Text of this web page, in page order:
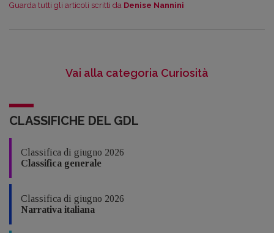
Guarda tutti gli articoli scritti da Denise Nannini
Vai alla categoria Curiosità
CLASSIFICHE DEL GDL
Classifica di giugno 2026
Classifica generale
Classifica di giugno 2026
Narrativa italiana